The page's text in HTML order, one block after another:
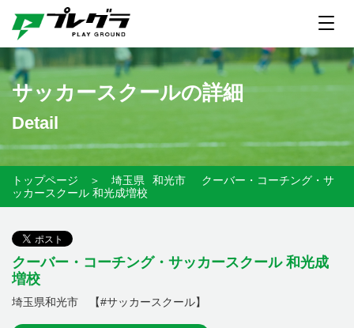
サッカースクールの詳細
Detail
トップページ ＞ 埼玉県 和光市
クーバー・コーチング・サ
ッカースクール 和光成増校
クーバー・コーチング・サッカースクール 和光成
増校
埼玉県和光市 【#サッカースクール】